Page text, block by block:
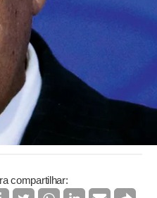
compartilhar: